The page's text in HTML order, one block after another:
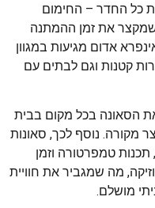
כל החדר – החימום
את זמן ההמתנה
אדום מגיעות במגוון
קטנות וגם לבתים עם
הסאונה בכל מקום בבית
מקורה. נוסף לכך, סאונות
תכנות טמפרטורה וזמן
מה שמגביר את חוויית
מושלם.